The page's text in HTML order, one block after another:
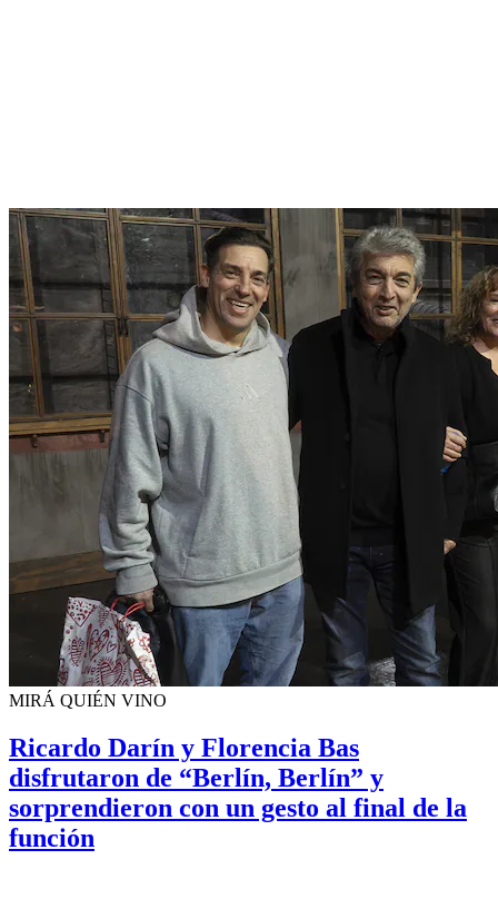
MIRÁ QUIÉN VINO
Ricardo Darín y Florencia Bas
disfrutaron de “Berlín, Berlín” y
sorprendieron con un gesto al final de la
función